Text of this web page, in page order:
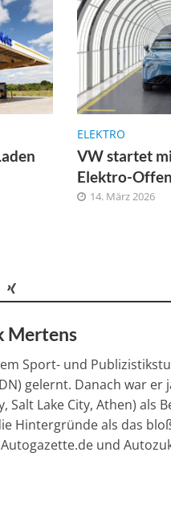
ELEKTRO
VW startet
Elektro-
14. März 2026
Mertens
Sport- und
gelernt. Danach war
Salt Lake City, Athen)
Hintergründe als das
und